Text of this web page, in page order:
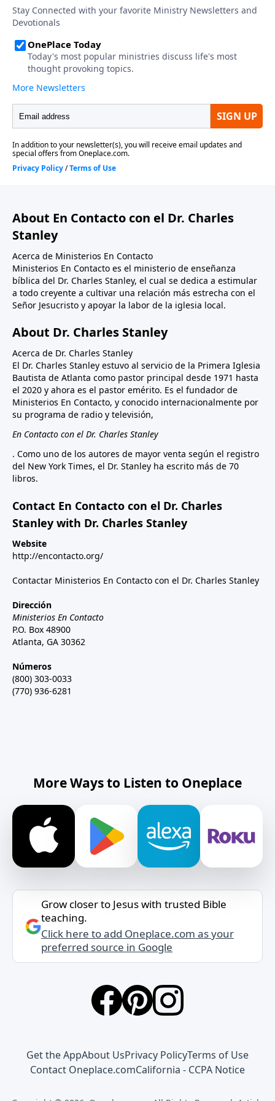
About En Contacto con el Dr. Charles
Stanley
Acerca de Ministerios En Contacto
Ministerios En Contacto es el ministerio de enseñanza
bíblica del Dr. Charles Stanley, el cual se dedica a estimular
a todo creyente a cultivar una relación más estrecha con el
Señor Jesucristo y apoyar la labor de la iglesia local.
About Dr. Charles Stanley
Acerca de Dr. Charles Stanley
El Dr. Charles Stanley estuvo al servicio de la Primera Iglesia
Bautista de Atlanta como pastor principal desde 1971 hasta
el 2020 y ahora es el pastor emérito. Es el fundador de
Ministerios En Contacto, y conocido internacionalmente por
su programa de radio y televisión,
En Contacto con el Dr. Charles Stanley
. Como uno de los autores de mayor venta según el registro
del New York Times, el Dr. Stanley ha escrito más de 70
libros.
Contact En Contacto con el Dr. Charles
Stanley with Dr. Charles Stanley
Website
http://encontacto.org/
Contactar Ministerios En Contacto con el Dr. Charles Stanley
Dirección
Ministerios En Contacto
P.O. Box 48900
Atlanta, GA 30362
Números
(800) 303-0033
(770) 936-6281
More Ways to Listen to Oneplace
Grow closer to Jesus with trusted Bible
teaching.
Click here to add Oneplace.com as your
preferred source in Google
Get the AppAbout UsPrivacy PolicyTerms of Use
Contact Oneplace.comCalifornia - CCPA Notice